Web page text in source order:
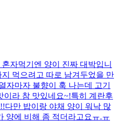
자먹기엔 양이 진짜 대박입니
먹으려고 따로 남겨두었을 만
자마자 불향이 훅 나는데 고기
이라 참 맛있네요~!특히 계란후
다만 밥이랑 야채 양이 워낙 많
양에 비해 좀 적더라고요ㅠ.ㅠ